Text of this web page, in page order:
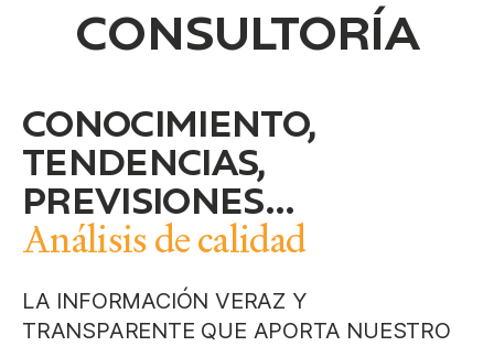
CONSULTORÍA
CONOCIMIENTO,
TENDENCIAS,
PREVISIONES...
Análisis de calidad
LA INFORMACIÓN VERAZ Y
TRANSPARENTE QUE APORTA NUESTRO